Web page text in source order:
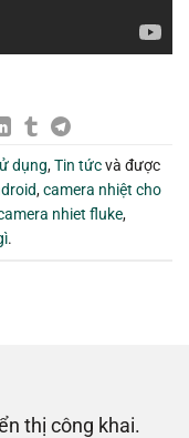
dụng,Tin tứcvà được
,camera nhiệt cho
nhiet fluke,
.
thị công khai.